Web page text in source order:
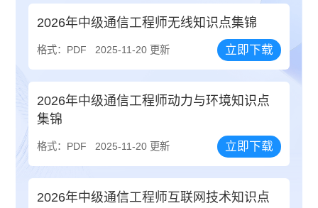
2026年中级通信工程师无线知识点集锦
格式：PDF 2025-11-20 更新 立即下载
2026年中级通信工程师动力与环境知识点
集锦
格式：PDF 2025-11-20 更新 立即下载
2026年中级通信工程师互联网技术知识点